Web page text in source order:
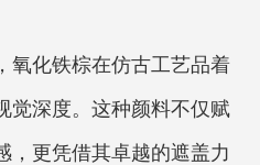
氧化铁棕在仿古工艺品着
觉深度。这种颜料不仅赋
，更凭借其卓越的遮盖力